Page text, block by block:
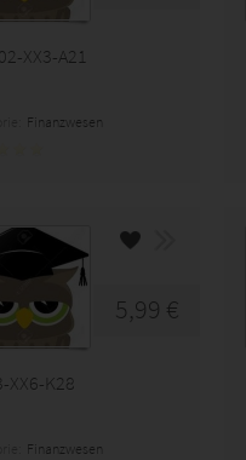
XX3-A21
Finanzwesen
5,99 €
XX6-K28
Finanzwesen